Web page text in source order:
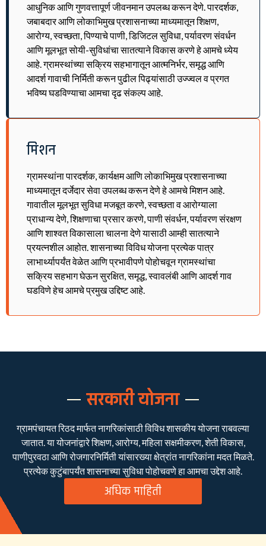
आधुनिक आणि गुणवत्तापूर्ण जीवनमान उपलब्ध करून देणे. पारदर्शक,
जबाबदार आणि लोकाभिमुख प्रशासनाच्या माध्यमातून शिक्षण,
आरोग्य, स्वच्छता, पिण्याचे पाणी, डिजिटल सुविधा, पर्यावरण संवर्धन
आणि मूलभूत सोयी-सुविधांचा सातत्याने विकास करणे हे आमचे ध्येय
आहे. ग्रामस्थांच्या सक्रिय सहभागातून आत्मनिर्भर, समृद्ध आणि
आदर्श गावाची निर्मिती करून पुढील पिढ्यांसाठी उज्ज्वल व प्रगत
भविष्य घडविण्याचा आमचा दृढ संकल्प आहे.
मिशन
ग्रामस्थांना पारदर्शक, कार्यक्षम आणि लोकाभिमुख प्रशासनाच्या
माध्यमातून दर्जेदार सेवा उपलब्ध करून देणे हे आमचे मिशन आहे.
गावातील मूलभूत सुविधा मजबूत करणे, स्वच्छता व आरोग्याला
प्राधान्य देणे, शिक्षणाचा प्रसार करणे, पाणी संवर्धन, पर्यावरण संरक्षण
आणि शाश्वत विकासाला चालना देणे यासाठी आम्ही सातत्याने
प्रयत्नशील आहोत. शासनाच्या विविध योजना प्रत्येक पात्र
लाभार्थ्यापर्यंत वेळेत आणि प्रभावीपणे पोहोचवून ग्रामस्थांचा
सक्रिय सहभाग घेऊन सुरक्षित, समृद्ध, स्वावलंबी आणि आदर्श गाव
घडविणे हेच आमचे प्रमुख उद्दिष्ट आहे.
सरकारी योजना
ग्रामपंचायत रिठद मार्फत नागरिकांसाठी विविध शासकीय योजना राबवल्या
जातात. या योजनांद्वारे शिक्षण, आरोग्य, महिला सक्षमीकरण, शेती विकास,
पाणीपुरवठा आणि रोजगारनिर्मिती यांसारख्या क्षेत्रांत नागरिकांना मदत मिळते.
प्रत्येक कुटुंबापर्यंत शासनाच्या सुविधा पोहोचवणे हा आमचा उद्देश आहे.
अधिक माहिती